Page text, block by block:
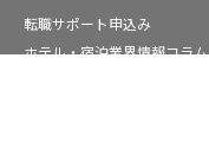
転職サポート申込み
ホテル・宿泊業界情報コラム